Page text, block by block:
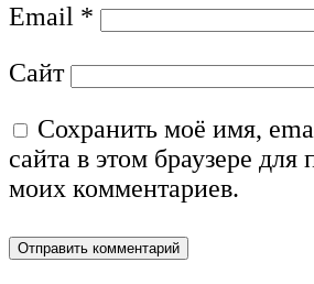
Email *
Сайт
Сохранить моё имя,
сайта в этом браузере
моих комментариев.